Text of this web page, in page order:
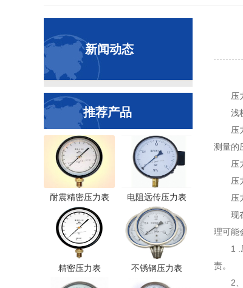
新闻动态
推荐产品
耐震精密压力表 电阻远传压力表
精密压力表 不锈钢压力表
压
浅
压
测量的
压
压
压
现
理可能
1 .
责。
2